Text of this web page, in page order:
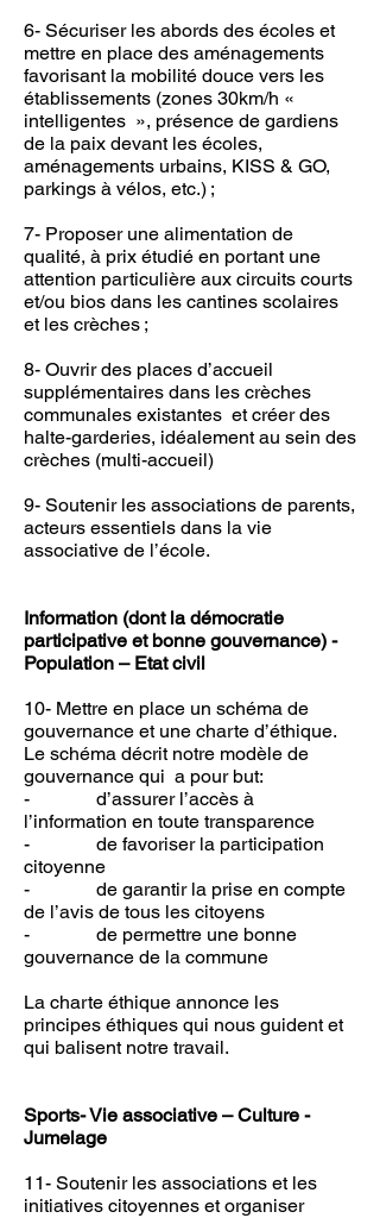
6- Sécuriser les abords des écoles et
mettre en place des aménagements
favorisant la mobilité douce vers les
établissements (zones 30km/h «
intelligentes », présence de gardiens
de la paix devant les écoles,
aménagements urbains, KISS & GO,
parkings à vélos, etc.) ;
7- Proposer une alimentation de
qualité, à prix étudié en portant une
attention particulière aux circuits courts
et/ou bios dans les cantines scolaires
et les crèches ;
8- Ouvrir des places d’accueil
supplémentaires dans les crèches
communales existantes et créer des
halte-garderies, idéalement au sein des
crèches (multi-accueil)
9- Soutenir les associations de parents,
acteurs essentiels dans la vie
associative de l’école.
Information (dont la démocratie
participative et bonne gouvernance) -
Population – Etat civil
10- Mettre en place un schéma de
gouvernance et une charte d’éthique.
Le schéma décrit notre modèle de
gouvernance qui a pour but:
- d’assurer l’accès à
l’information en toute transparence
- de favoriser la participation
citoyenne
- de garantir la prise en compte
de l’avis de tous les citoyens
- de permettre une bonne
gouvernance de la commune
La charte éthique annonce les
principes éthiques qui nous guident et
qui balisent notre travail.
Sports- Vie associative – Culture -
Jumelage
11- Soutenir les associations et les
initiatives citoyennes et organiser